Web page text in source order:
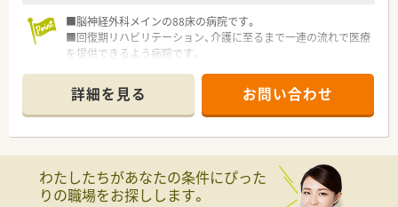
■脳神経外科メインの88床の病院です。
■回復期リハビリテーション、介護に至るまで一連の流れで医療
を提供できるよう病院です。
詳細を見る お問い合わせ
わたしたちがあなたの条件にぴった
りの職場をお探しします。